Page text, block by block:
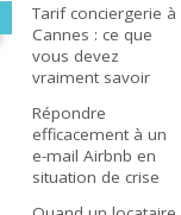
Tarif conciergerie à
Cannes : ce que
vous devez
vraiment savoir
Répondre
efficacement à un
e-mail Airbnb en
situation de crise